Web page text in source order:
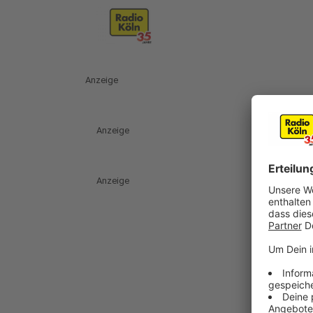
Anzeige
Anzeige
Anzeige